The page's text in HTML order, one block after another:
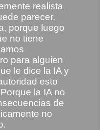
realista
parecer.
porque luego
no tiene
para alguien
le dice la IA y
esto
la IA no
de
no